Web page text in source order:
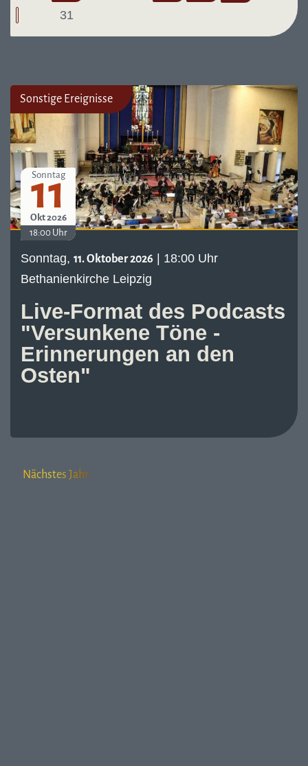
31
Sonstige Ereignisse
Sonntag
11
Okt 2026
18:00 Uhr
Sonntag, 11. Oktober 2026 | 18:00 Uhr
Bethanienkirche Leipzig
Live-Format des Podcasts
"Versunkene Töne -
Erinnerungen an den
Osten"
Nächstes Jahr